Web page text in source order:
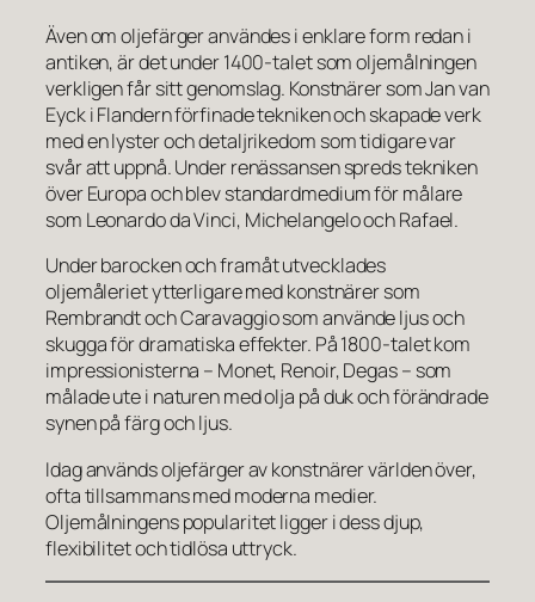
Även om oljefärger användes i enklare form redan i
antiken, är det under 1400-talet som oljemålningen
verkligen får sitt genomslag. Konstnärer som Jan van
Eyck i Flandern förfinade tekniken och skapade verk
med en lyster och detaljrikedom som tidigare var
svår att uppnå. Under renässansen spreds tekniken
över Europa och blev standardmedium för målare
som Leonardo da Vinci, Michelangelo och Rafael.
Under barocken och framåt utvecklades
oljemåleriet ytterligare med konstnärer som
Rembrandt och Caravaggio som använde ljus och
skugga för dramatiska effekter. På 1800-talet kom
impressionisterna – Monet, Renoir, Degas – som
målade ute i naturen med olja på duk och förändrade
synen på färg och ljus.
Idag används oljefärger av konstnärer världen över,
ofta tillsammans med moderna medier.
Oljemålningens popularitet ligger i dess djup,
flexibilitet och tidlösa uttryck.